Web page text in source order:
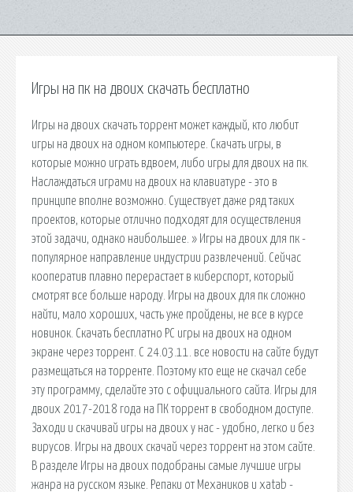
Игры на пк на двоих скачать бесплатно
Игры на двоих скачать торрент может каждый, кто любит
игры на двоих на одном компьютере. Скачать игры, в
которые можно играть вдвоем, либо игры для двоих на пк.
Наслаждаться играми на двоих на клавиатуре - это в
принципе вполне возможно. Существует даже ряд таких
проектов, которые отлично подходят для осуществления
этой задачи, однако наибольшее. » Игры на двоих для пк -
популярное направление индустрии развлечений. Сейчас
кооператив плавно перерастает в киберспорт, который
смотрят все больше народу. Игры на двоих для пк сложно
найти, мало хороших, часть уже пройдены, не все в курсе
новинок. Скачать бесплатно PC игры на двоих на одном
экране через торрент. C 24.03.11. все новости на сайте будут
размещаться на торренте. Поэтому кто еще не скачал себе
эту программу, сделайте это с официального сайта. Игры для
двоих 2017-2018 года на ПК торрент в свободном доступе.
Заходи и скачивай игры на двоих у нас - удобно, легко и без
вирусов. Игры на двоих скачай через торрент на этом сайте.
В разделе Игры на двоих подобраны самые лучшие игры
жанра на русском языке. Репаки от Механиков и xatab -